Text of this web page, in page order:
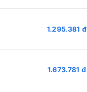
1.295.381 đ
1.673.781 đ